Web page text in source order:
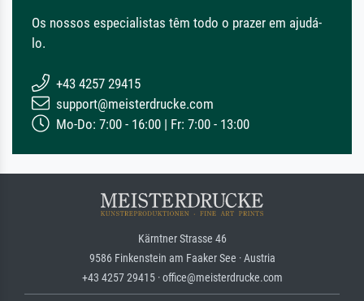
Os nossos especialistas têm todo o prazer em ajudá-
lo.
+43 4257 29415
support@meisterdrucke.com
Mo-Do: 7:00 - 16:00 | Fr: 7:00 - 13:00
Kärntner Strasse 46
9586 Finkenstein am Faaker See · Austria
+43 4257 29415 · office@meisterdrucke.com